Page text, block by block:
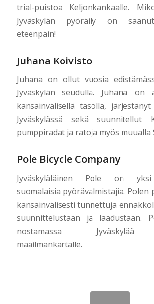
trial-puistoa Keljonkankaalle.
Jyväskylän pyöräily on
eteenpäin!
Juhana Koivisto
Juhana​ ​on​ ​ollut​ ​vuosia​
Jyväskylän​ ​seudulla.​ ​Juhana​ ​on​
kansainvälisellä​ ​tasolla,​ ​järjestänyt​
Jyväskylässä​ ​sekä​ ​suunnitellut​
pumppiradat​ ​ja​ ​ratoja​ ​myös​ ​muualla​
Pole Bicycle Company
Jyväskyläläinen Pole on yksi
suomalaisia pyörävalmistajia. Polen
kansainvälisesti tunnettuja
suunnittelustaan ja laadustaan.
nostamassa Jyväskylää
maailmankartalle.